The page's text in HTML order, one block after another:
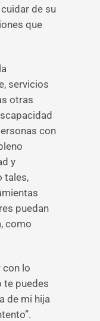
de su
que
servicios
otras
con
y
tales,
puedan
como
con lo
te puedes
de mi hija